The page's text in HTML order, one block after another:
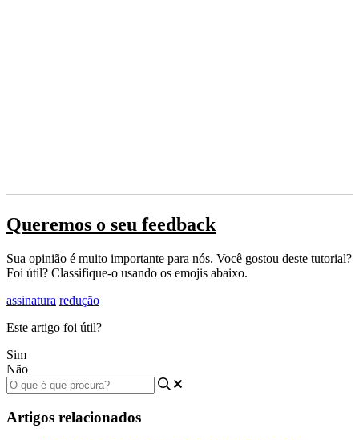
Queremos o seu feedback
Sua opinião é muito importante para nós. Você gostou deste tutorial?
Foi útil? Classifique-o usando os emojis abaixo.
assinatura redução
Este artigo foi útil?
Sim
Não
Artigos relacionados